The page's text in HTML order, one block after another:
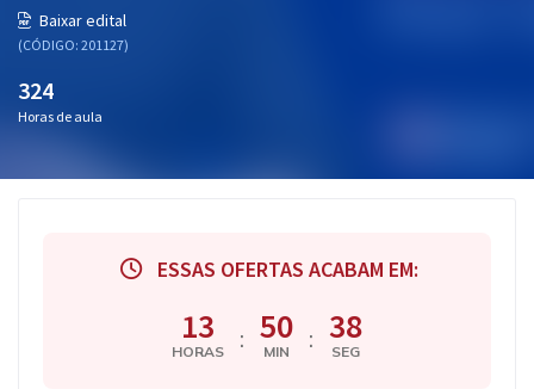
Atendimento
Baixar edital
(CÓDIGO: 201127)
324
Horas de aula
ESSAS OFERTAS ACABAM EM:
13
HORAS : 50
MIN : 37
SEG